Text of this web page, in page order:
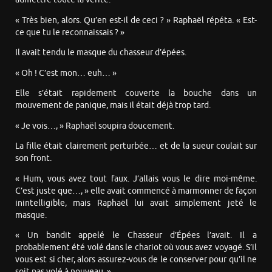
« Très bien, alors. Qu’en est-il de ceci ? » Raphaël répéta. « Est-
ce que tu le reconnaissais ? »
Il avait tendu le masque du chasseur d’épées.
« Oh ! C’est mon… euh… »
Elle s’était rapidement couverte la bouche dans un
mouvement de panique, mais il était déjà trop tard.
« Je vois…, » Raphaël soupira doucement.
La fille était clairement perturbée… et de la sueur coulait sur
son front.
« Hum, vous avez tout faux. J’allais vous le dire moi-même.
C’est juste que…, » elle avait commencé à marmonner de façon
inintelligible, mais Raphaël lui avait simplement jeté le
masque.
« Un bandit appelé le Chasseur d’Épées l’avait. Il a
probablement été volé dans le chariot où vous avez voyagé. S’il
vous est si cher, alors assurez-vous de le conserver pour qu’il ne